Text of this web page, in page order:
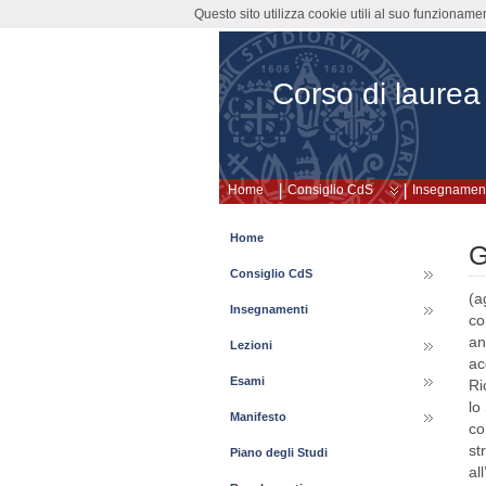
Corso di
Home Consiglio CdS
(aggiornato luglio 2017) Guido Ennas,nato a Cagliari il 23.1.1959, si è laureato in Chimica con votazione 110/110 presso l’Università di Cagliari; nel 1988 ha frequentato un corso annuale di perfezionamento in “Scienza
Home
Consiglio CdS
Insegnamenti
Lezioni
Esami
Manifesto
Piano degli Studi
Questo sito utilizza cookie utili al suo